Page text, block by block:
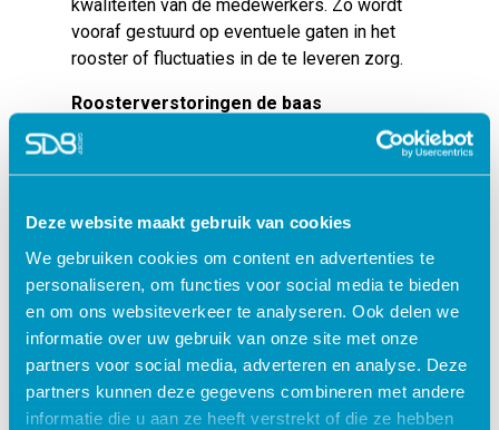
Deze website maakt gebruik van cookies
We gebruiken cookies om content en advertenties te
personaliseren, om functies voor social media te bieden
en om ons websiteverkeer te analyseren. Ook delen we
informatie over uw gebruik van onze site met onze
partners voor social media, adverteren en analyse. Deze
partners kunnen deze gegevens combineren met andere
informatie die u aan ze heeft verstrekt of die ze hebben
kwaliteiten van de medewerkers. Zo wordt
vooraf gestuurd op eventuele gaten in het
rooster of fluctuaties in de te leveren zorg.
Roosterverstoringen de baas
De voorkeuren en wensen binnen het team,
nadenken over de te leveren zorg en vooral
zoals bijvoorbeeld scholing of andere
indirecte activiteiten spelen een belangrijke
rol in de capaciteitsplanning Alleen zo kunnen
planners en roosteraars actief anticiperen op
onverwachte situaties. Die kunnen op ieder
moment roet in het eten gooien. Bijvoorbeeld
door ziekte of vakanties. Blijf dat voor met
een juist ingericht capaciteitsplanning en